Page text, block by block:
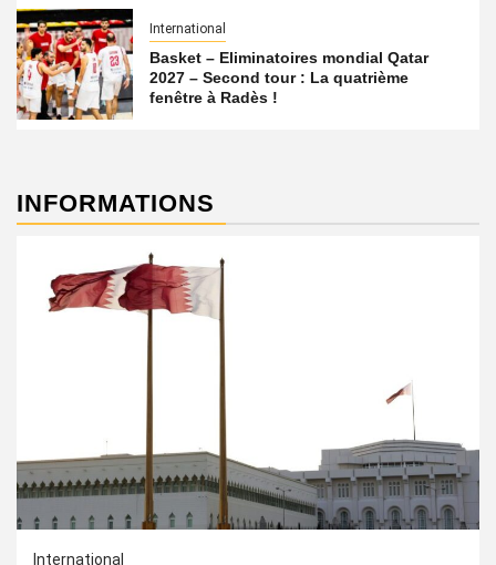
International
Basket – Eliminatoires mondial Qatar
2027 – Second tour : La quatrième
fenêtre à Radès !
INFORMATIONS
International